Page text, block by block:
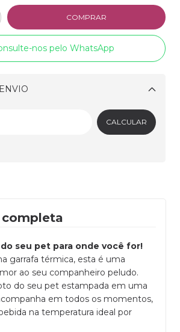
nos pelo WhatsApp
Alterar CEP
CALCULAR
completa
seu pet para onde você for!
garrafa térmica, esta é uma
ao seu companheiro peludo.
do seu pet estampada em uma
em todos os momentos,
na temperatura ideal por